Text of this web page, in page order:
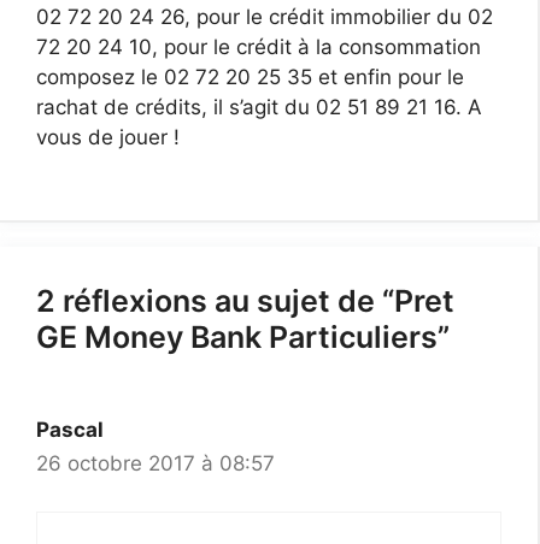
02 72 20 24 26, pour le crédit immobilier du 02
72 20 24 10, pour le crédit à la consommation
composez le 02 72 20 25 35 et enfin pour le
rachat de crédits, il s’agit du 02 51 89 21 16. A
vous de jouer !
2 réflexions au sujet de “Pret
GE Money Bank Particuliers”
Pascal
26 octobre 2017 à 08:57